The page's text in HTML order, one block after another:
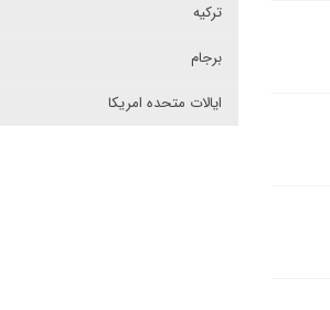
ترکیه
برجام
ایالات متحده امریکا